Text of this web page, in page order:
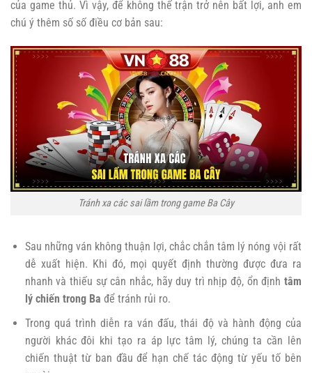
của game thủ. Vì vậy, để không thế trận trở nên bất lợi, anh em
chú ý thêm số số điều cơ bản sau:
Tránh xa các sai lầm trong game Ba Cây
Sau những ván không thuận lợi, chắc chắn tâm lý nóng vội rất
dễ xuất hiện. Khi đó, mọi quyết định thường được đưa ra
nhanh và thiếu sự cân nhắc, hãy duy trì nhịp độ, ổn định tâm
lý chiến trong Ba để tránh rủi ro.
Trong quá trình diễn ra ván đấu, thái độ và hành động của
người khác đôi khi tạo ra áp lực tâm lý, chúng ta cần lên
chiến thuật từ ban đầu để hạn chế tác động từ yếu tố bên